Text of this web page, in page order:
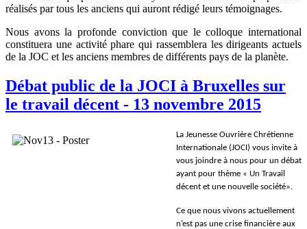
réalisés par tous les anciens qui auront rédigé leurs témoignages.
Nous avons la profonde conviction que le colloque international
constituera une activité phare qui rassemblera les dirigeants actuels
de la JOC et les anciens membres de différents pays de la planète.
Débat public de la JOCI à Bruxelles sur
le travail décent - 13 novembre 2015
La Jeunesse Ouvrière Chrétienne
Internationale (JOCI) vous invite à
vous joindre à nous pour un débat
ayant pour thème « Un Travail
décent et une nouvelle société».
Ce que nous vivons actuellement
n’est pas une crise financière aux